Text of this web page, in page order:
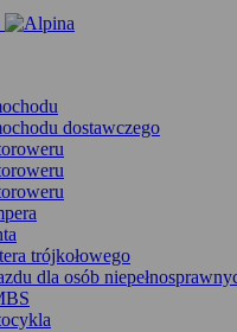
dostawczego
trójkołowego
dla osób